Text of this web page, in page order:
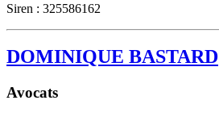
Siren : 325586162
DOMINIQUE BASTARD
Avocats